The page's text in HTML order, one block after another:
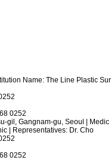
Name: The Line Plastic Sur
0252
gil, Gangnam-gu, Seoul | Medic
| Representatives: Dr. Cho
0252